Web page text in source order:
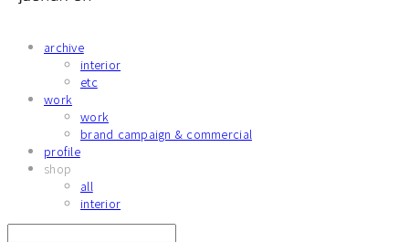
archive
interior
etc
work
work
brand campaign & commercial
profile
shop
all
interior